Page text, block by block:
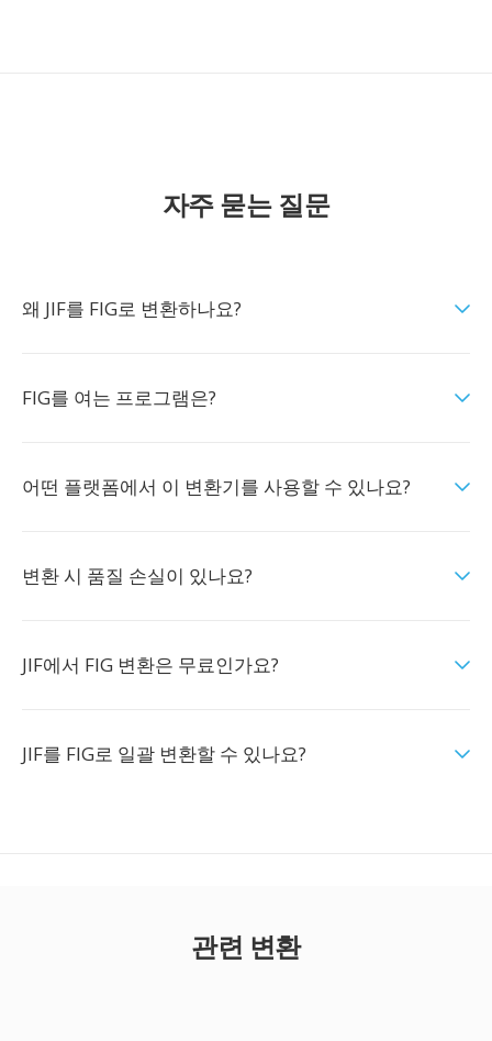
자주 묻는 질문
왜 JIF를 FIG로 변환하나요?
FIG를 여는 프로그램은?
어떤 플랫폼에서 이 변환기를 사용할 수 있나요?
변환 시 품질 손실이 있나요?
JIF에서 FIG 변환은 무료인가요?
JIF를 FIG로 일괄 변환할 수 있나요?
관련 변환